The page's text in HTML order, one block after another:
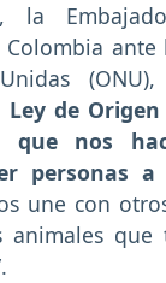
Colombia ante
Ley de
que nos
personas
une con
animales que